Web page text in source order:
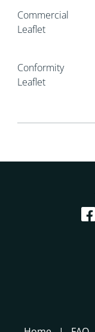
Commercial
Leaflet
Conformity
Leaflet